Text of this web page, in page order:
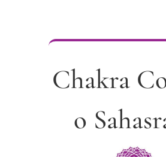
Chakra
o